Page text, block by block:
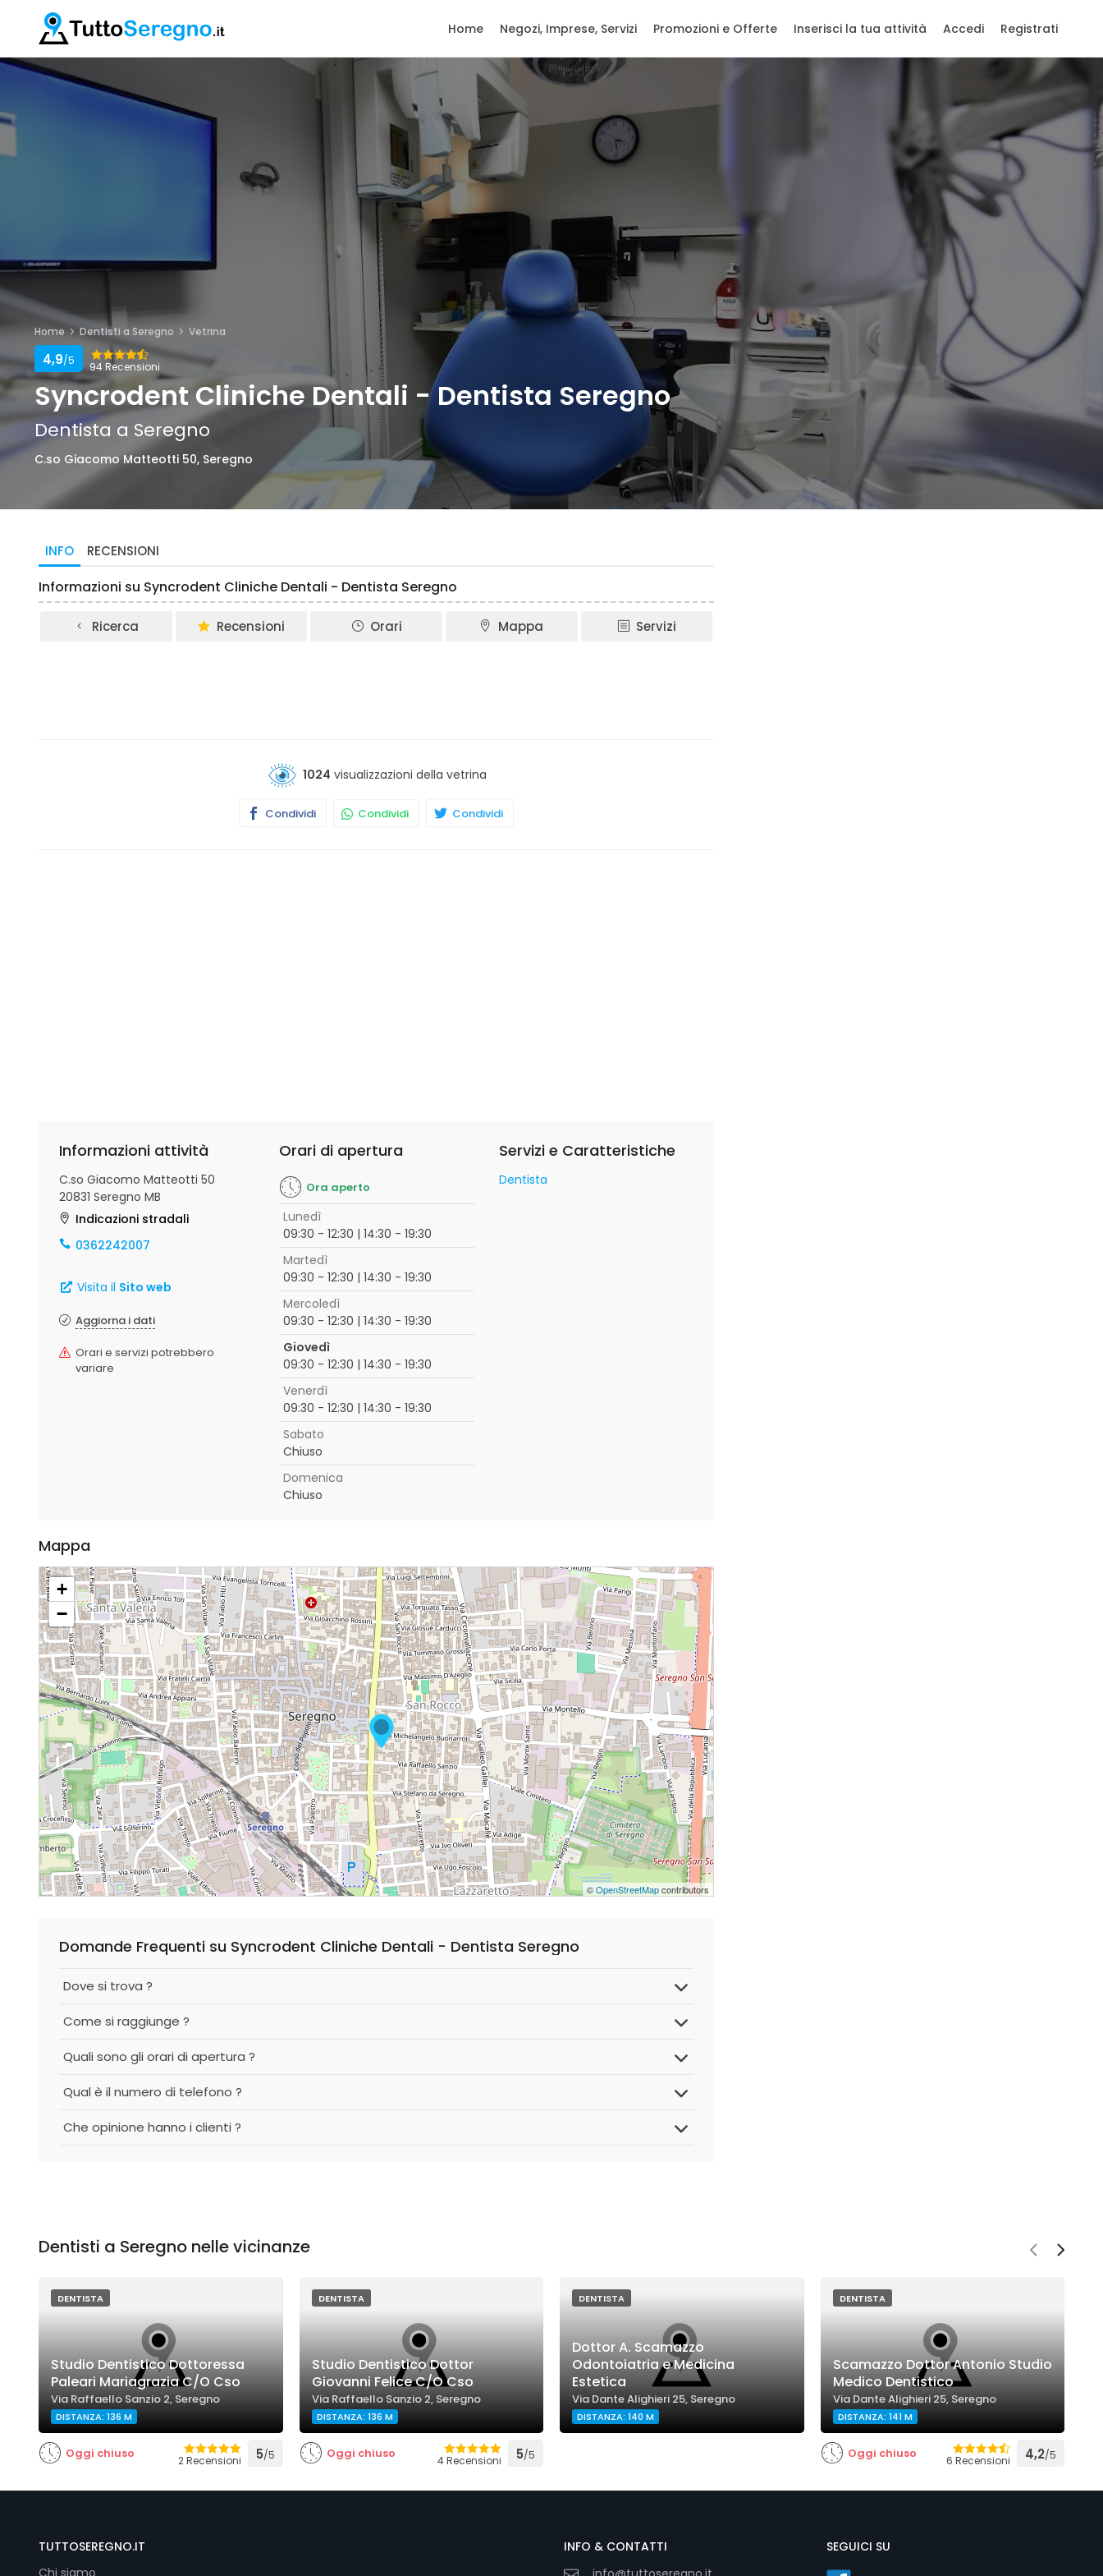
Home Negozi, Imprese, Servizi Promozioni e Offerte Inserisci la tua attività Accedi Registrati
Home Dentisti a Seregno Vetrina
94 Recensioni
4,9/5
Syncrodent Cliniche Dentali - Dentista Seregno
Dentista a Seregno
C.so Giacomo Matteotti 50, Seregno
INFO RECENSIONI
Informazioni su Syncrodent Cliniche Dentali - Dentista Seregno
Ricerca Recensioni Orari Mappa Servizi
1024 visualizzazioni della vetrina
Condividi Condividi Condividi
Informazioni attività
C.so Giacomo Matteotti 50
20831 Seregno MB
Indicazioni stradali
0362242007
Visita il Sito web
Aggiorna i dati
Orari e servizi potrebbero
variare
Orari di apertura
Ora aperto
Lunedì
09:30 - 12:30 | 14:30 - 19:30
Martedì
09:30 - 12:30 | 14:30 - 19:30
Mercoledì
09:30 - 12:30 | 14:30 - 19:30
Giovedì
09:30 - 12:30 | 14:30 - 19:30
Venerdì
09:30 - 12:30 | 14:30 - 19:30
Sabato
Chiuso
Domenica
Chiuso
Servizi e Caratteristiche
Dentista
Mappa
+
−
©OpenStreetMapcontributors
Domande Frequenti su Syncrodent Cliniche Dentali - Dentista Seregno
Dove si trova ?
Come si raggiunge ?
Quali sono gli orari di apertura ?
Qual è il numero di telefono ?
Che opinione hanno i clienti ?
Dentisti a Seregno nelle vicinanze
DENTISTA
Studio Dentistico Dottoressa
Paleari Mariagrazia C/O Cso
Via Raffaello Sanzio 2, Seregno
DISTANZA: 136 M
Oggi chiuso 2 Recensioni 5/5
DENTISTA
Studio Dentistico Dottor
Giovanni Felice C/O Cso
Via Raffaello Sanzio 2, Seregno
DISTANZA: 136 M
Oggi chiuso 4 Recensioni 5/5
DENTISTA
Dottor A. Scamazzo
Odontoiatria e Medicina
Estetica
Via Dante Alighieri 25, Seregno
DISTANZA: 140 M
DENTISTA
Scamazzo Dottor Antonio Studio
Medico Dentistico
Via Dante Alighieri 25, Seregno
DISTANZA: 141 M
Oggi chiuso 6 Recensioni 4,2/5
TUTTOSEREGNO.IT
Chi siamo
INFO & CONTATTI
SEGUICI SU